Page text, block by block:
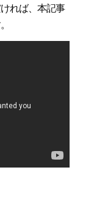
れば、本記事